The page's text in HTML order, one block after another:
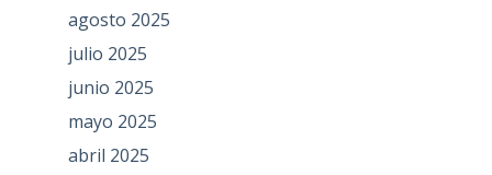
agosto 2025
julio 2025
junio 2025
mayo 2025
abril 2025